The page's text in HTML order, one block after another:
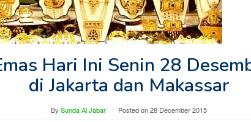
Hari Ini Senin 28
di Jakarta dan Makassar
By Sunda Al Jabar Posted on28 December 2015